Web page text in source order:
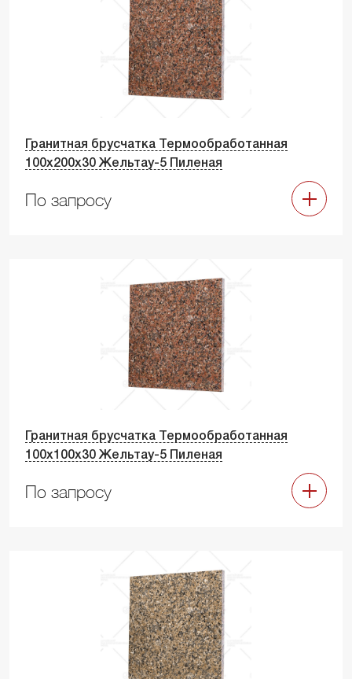
Гранитная брусчатка Термообработанная
100х200х30 Жельтау-5 Пиленая
По запросу
Гранитная брусчатка Термообработанная
100х100х30 Жельтау-5 Пиленая
По запросу